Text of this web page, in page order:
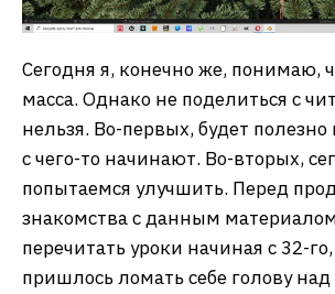
Сегодня я, конечно же, понимаю,
масса. Однако не поделиться с
нельзя. Во-первых, будет полезно
с чего-то начинают. Во-вторых,
попытаемся улучшить. Перед
знакомства с данным
перечитать уроки начиная с 32-
пришлось ломать себе голову над